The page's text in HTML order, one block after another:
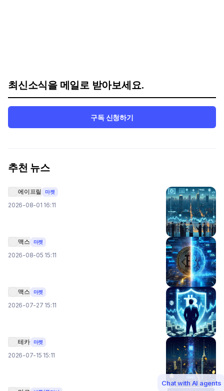
최신소식을 메일로 받아보세요.
구독 신청하기
추천 뉴스
에이프릴 마켓
2026-08-01 16:11
맥스 마켓
2026-08-05 15:11
맥스 마켓
2026-07-27 15:11
테카 마켓
2026-07-15 15:11
Chat with AI agents